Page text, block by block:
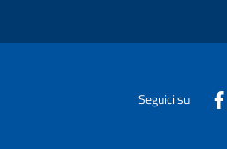
Seguici su